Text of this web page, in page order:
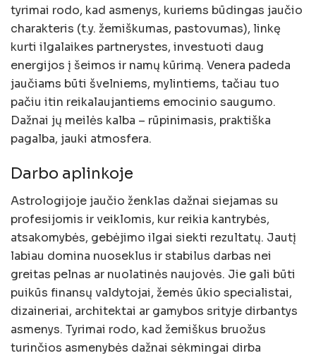
tyrimai rodo, kad asmenys, kuriems būdingas jaučio
charakteris (t.y. žemiškumas, pastovumas), linkę
kurti ilgalaikes partnerystes, investuoti daug
energijos į šeimos ir namų kūrimą. Venera padeda
jaučiams būti švelniems, mylintiems, tačiau tuo
pačiu itin reikalaujantiems emocinio saugumo.
Dažnai jų meilės kalba – rūpinimasis, praktiška
pagalba, jauki atmosfera.
Darbo aplinkoje
Astrologijoje jaučio ženklas dažnai siejamas su
profesijomis ir veiklomis, kur reikia kantrybės,
atsakomybės, gebėjimo ilgai siekti rezultatų. Jautį
labiau domina nuoseklus ir stabilus darbas nei
greitas pelnas ar nuolatinės naujovės. Jie gali būti
puikūs finansų valdytojai, žemės ūkio specialistai,
dizaineriai, architektai ar gamybos srityje dirbantys
asmenys. Tyrimai rodo, kad žemiškus bruožus
turinčios asmenybės dažnai sėkmingai dirba